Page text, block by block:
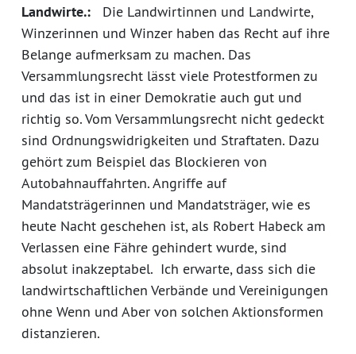
Landwirte.: Die Landwirtinnen und Landwirte,
Winzerinnen und Winzer haben das Recht auf ihre
Belange aufmerksam zu machen. Das
Versammlungsrecht lässt viele Protestformen zu
und das ist in einer Demokratie auch gut und
richtig so. Vom Versammlungsrecht nicht gedeckt
sind Ordnungswidrigkeiten und Straftaten. Dazu
gehört zum Beispiel das Blockieren von
Autobahnauffahrten. Angriffe auf
Mandatsträgerinnen und Mandatsträger, wie es
heute Nacht geschehen ist, als Robert Habeck am
Verlassen eine Fähre gehindert wurde, sind
absolut inakzeptabel. Ich erwarte, dass sich die
landwirtschaftlichen Verbände und Vereinigungen
ohne Wenn und Aber von solchen Aktionsformen
distanzieren.